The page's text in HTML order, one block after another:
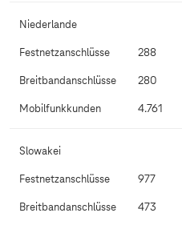
Niederlande
Festnetzanschlüsse
Breitbandanschlüsse
Mobilfunkkunden
288
280
4.761
Slowakei
Festnetzanschlüsse
Breitbandanschlüsse
977
473